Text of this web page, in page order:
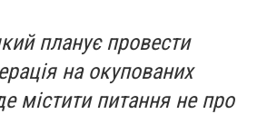
планує провести
на окупованих
містити питання не про